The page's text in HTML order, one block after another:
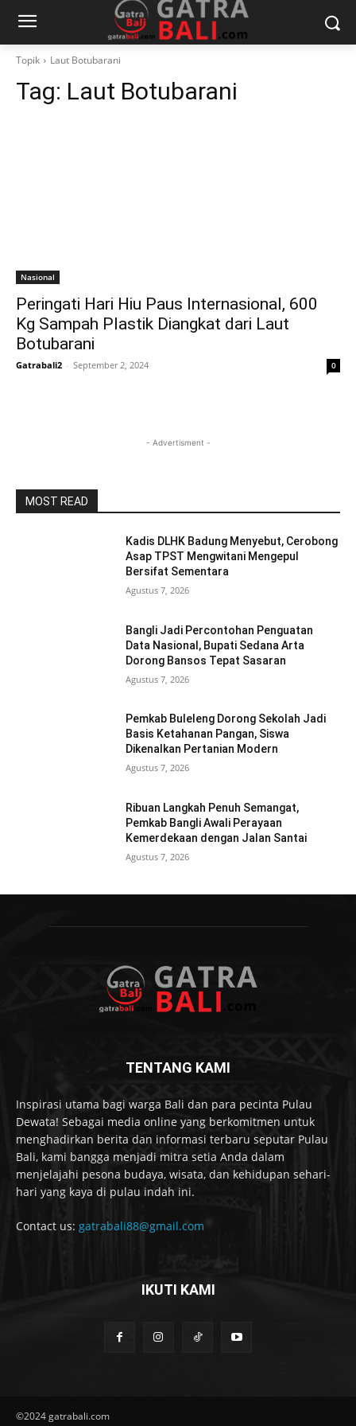
Topik Laut Botubarani
Tag: Laut Botubarani
Nasional
Peringati Hari Hiu Paus Internasional, 600
Kg Sampah Plastik Diangkat dari Laut
Botubarani
Gatrabali2 - September 2, 2024 0
- Advertisment -
MOST READ
Kadis DLHK Badung Menyebut, Cerobong
Asap TPST Mengwitani Mengepul
Bersifat Sementara
Agustus 7, 2026
Bangli Jadi Percontohan Penguatan
Data Nasional, Bupati Sedana Arta
Dorong Bansos Tepat Sasaran
Agustus 7, 2026
Pemkab Buleleng Dorong Sekolah Jadi
Basis Ketahanan Pangan, Siswa
Dikenalkan Pertanian Modern
Agustus 7, 2026
Ribuan Langkah Penuh Semangat,
Pemkab Bangli Awali Perayaan
Kemerdekaan dengan Jalan Santai
Agustus 7, 2026
TENTANG KAMI
Inspirasi utama bagi warga Bali dan para pecinta Pulau
Dewata! Sebagai media online yang berkomitmen untuk
menghadirkan berita dan informasi terbaru seputar Pulau
Bali, kami bangga menjadi mitra setia Anda dalam
menjelajahi pesona budaya, wisata, dan kehidupan sehari-
hari yang kaya di pulau indah ini.
Contact us: gatrabali88@gmail.com
IKUTI KAMI
©2024 gatrabali.com